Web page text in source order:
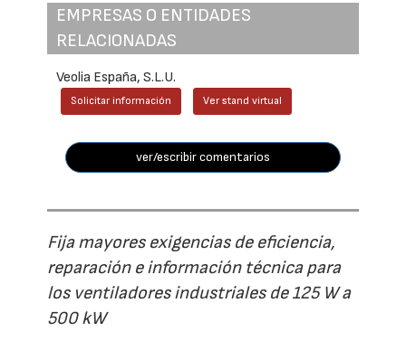
EMPRESAS O ENTIDADES
RELACIONADAS
Veolia España, S.L.U.
Solicitar información Ver stand virtual
ver/escribir comentarios
Fija mayores exigencias de eficiencia,
reparación e información técnica para
los ventiladores industriales de 125 W a
500 kW